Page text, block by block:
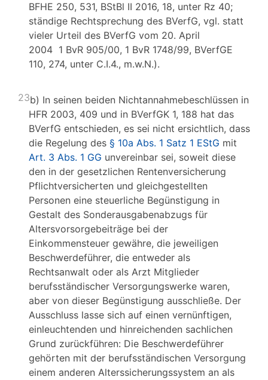
BFHE 250, 531, BStBl II 2016, 18, unter Rz 40;
ständige Rechtsprechung des BVerfG, vgl. statt
vieler Urteil des BVerfG vom 20. April
2004 1 BvR 905/00, 1 BvR 1748/99, BVerfGE
110, 274, unter C.I.4., m.w.N.).
23b) In seinen beiden Nichtannahmebeschlüssen in
HFR 2003, 409 und in BVerfGK 1, 188 hat das
BVerfG entschieden, es sei nicht ersichtlich, dass
die Regelung des § 10a Abs. 1 Satz 1 EStG mit
Art. 3 Abs. 1 GG unvereinbar sei, soweit diese
den in der gesetzlichen Rentenversicherung
Pflichtversicherten und gleichgestellten
Personen eine steuerliche Begünstigung in
Gestalt des Sonderausgabenabzugs für
Altersvorsorgebeiträge bei der
Einkommensteuer gewähre, die jeweiligen
Beschwerdeführer, die entweder als
Rechtsanwalt oder als Arzt Mitglieder
berufsständischer Versorgungswerke waren,
aber von dieser Begünstigung ausschließe. Der
Ausschluss lasse sich auf einen vernünftigen,
einleuchtenden und hinreichenden sachlichen
Grund zurückführen: Die Beschwerdeführer
gehörten mit der berufsständischen Versorgung
einem anderen Alterssicherungssystem an als